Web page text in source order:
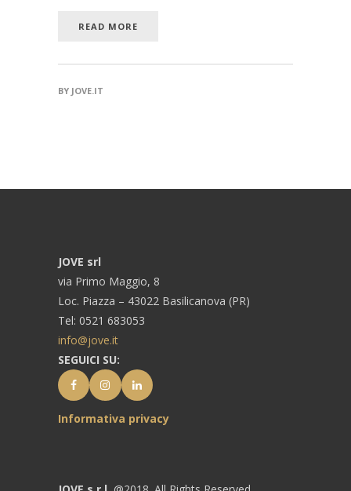
READ MORE
BY JOVE.IT
JOVE srl
via Primo Maggio, 8
Loc. Piazza – 43022 Basilicanova (PR)
Tel: 0521 683053
info@jove.it
SEGUICI SU:
Informativa privacy